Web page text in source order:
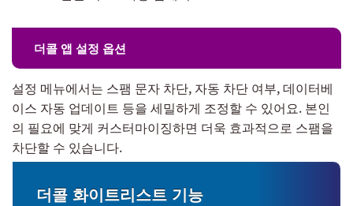
더콜 앱 설정 옵션
설정 메뉴에서는 스팸 문자 차단, 자동 차단 여부, 데이터베
이스 자동 업데이트 등을 세밀하게 조정할 수 있어요. 본인
의 필요에 맞게 커스터마이징하면 더욱 효과적으로 스팸을
차단할 수 있습니다.
더콜 화이트리스트 기능